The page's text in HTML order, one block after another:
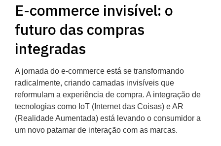
E-commerce invisível: o
futuro das compras
integradas
A jornada do e-commerce está se transformando
radicalmente, criando camadas invisíveis que
reformulam a experiência de compra. A integração de
tecnologias como IoT (Internet das Coisas) e AR
(Realidade Aumentada) está levando o consumidor a
um novo patamar de interação com as marcas.